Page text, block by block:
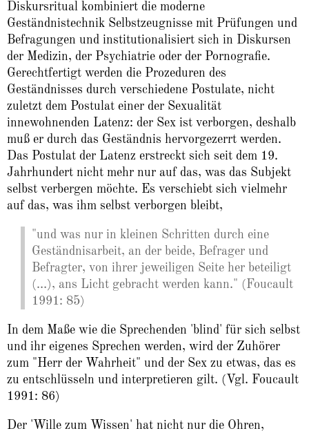
Diskursritual kombiniert die moderne
Geständnistechnik Selbstzeugnisse mit Prüfungen und
Befragungen und institutionalisiert sich in Diskursen
der Medizin, der Psychiatrie oder der Pornografie.
Gerechtfertigt werden die Prozeduren des
Geständnisses durch verschiedene Postulate, nicht
zuletzt dem Postulat einer der Sexualität
innewohnenden Latenz: der Sex ist verborgen, deshalb
muß er durch das Geständnis hervorgezerrt werden.
Das Postulat der Latenz erstreckt sich seit dem 19.
Jahrhundert nicht mehr nur auf das, was das Subjekt
selbst verbergen möchte. Es verschiebt sich vielmehr
auf das, was ihm selbst verborgen bleibt,
"und was nur in kleinen Schritten durch eine
Geständnisarbeit, an der beide, Befrager und
Befragter, von ihrer jeweiligen Seite her beteiligt
(…), ans Licht gebracht werden kann." (Foucault
1991: 85)
In dem Maße wie die Sprechenden 'blind' für sich selbst
und ihr eigenes Sprechen werden, wird der Zuhörer
zum "Herr der Wahrheit" und der Sex zu etwas, das es
zu entschlüsseln und interpretieren gilt. (Vgl. Foucault
1991: 86)
Der 'Wille zum Wissen' hat nicht nur die Ohren,